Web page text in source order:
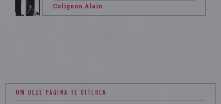
Colignon Alain
OM DEZE PAGINA TE CITEREN